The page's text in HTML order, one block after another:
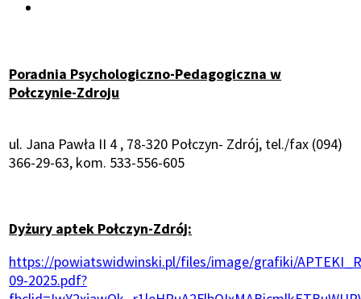
Poradnia Psychologiczno-Pedagogiczna w
Połczynie-Zdroju
ul. Jana Pawła II 4 , 78-320 Połczyn- Zdrój, tel./fax (094)
366-29-63, kom. 533-556-605
Dyżury aptek Połczyn-Zdrój:
Otworzy
się
https://powiatswidwinski.pl/files/image/grafiki/
09-2025.pdf?